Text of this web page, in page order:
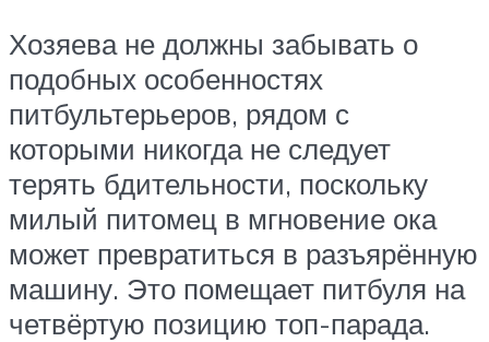
Хозяева не должны забывать о
подобных особенностях
питбультерьеров, рядом с
которыми никогда не следует
терять бдительности, поскольку
милый питомец в мгновение ока
может превратиться в разъярённую
машину. Это помещает питбуля на
четвёртую позицию топ-парада.